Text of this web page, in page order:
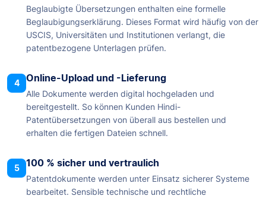
Beglaubigte Übersetzungen enthalten eine formelle
Beglaubigungserklärung. Dieses Format wird häufig von der
USCIS, Universitäten und Institutionen verlangt, die
patentbezogene Unterlagen prüfen.
4 Online-Upload und -Lieferung
Alle Dokumente werden digital hochgeladen und
bereitgestellt. So können Kunden Hindi-
Patentübersetzungen von überall aus bestellen und
erhalten die fertigen Dateien schnell.
5 100 % sicher und vertraulich
Patentdokumente werden unter Einsatz sicherer Systeme
bearbeitet. Sensible technische und rechtliche